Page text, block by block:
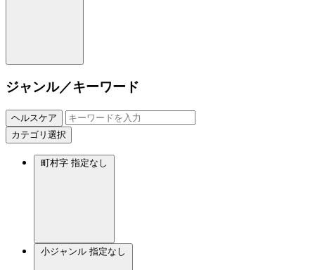
ジャンル／キーワード
ヘルスケア
カテゴリ選択
町村字 指定なし
小ジャンル 指定なし